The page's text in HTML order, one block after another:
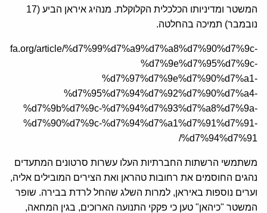
המשטר ומדיניותו הכלכלית הקלוקלת. מנהיג איראן הביע (17
נובמבר) תמיכה בהחלטה.
article/%d7%99%d7%a9%d7%a8%d7%90%d7%9c-
%d7%9e%d7%95%d7%9c-
%d7%97%d7%9e%d7%90%d7%a1-
%d7%95%d7%94%d7%92%d7%90%d7%a4-
%d7%9b%d7%9c-%d7%94%d7%93%d7%a8%d7%9a-
%d7%90%d7%9c-%d7%94%d7%a1%d7%91%d7%91-
%d7%94%d7%91/
משתמשי הרשתות החברתיות העלו עשרות סרטונים המתעדים
נהגים החוסמים את רחובות טהראן ואת הצירים המובילים אליה,
וערים נוספות באיראן, למרות השלג שהחל לרדת בבירה. שופר
המשטר "כיהאן" טען כי פקקי התנועה הארוכים, בגין המחאה,